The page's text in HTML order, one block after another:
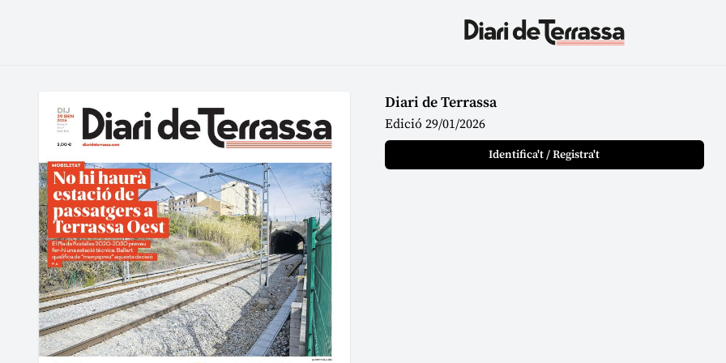
Diari de Terrassa
Edició 29/01/2026
Identifica't / Registra't